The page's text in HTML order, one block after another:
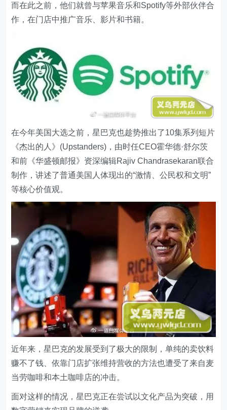
而在此之前，他们就曾与苹果音乐和Spotify等外部伙伴合
作，在门店中推广音乐、影片和书籍。
在今年美国大选之前，星巴克也趁势推出了10集系列短片
《杰出的人》(Upstanders)，由时任CEO霍华德·舒尔茨
和前《华盛顿邮报》资深编辑Rajiv Chandrasekaran联合
制作，讲述了普通美国人体现出的“激情、公民权和文明”
等核心价值观。
近年来，星巴克的发展受到了极大的限制，单纯的卖饮料
赚不了钱、依靠门店扩张维持营收的方法也遭受了来自麦
当劳咖啡和本土咖啡店的冲击。
面对这样的情况，星巴克正在尝试以文化产品为突破，用